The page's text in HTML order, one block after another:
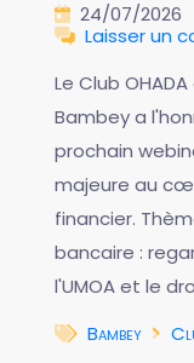
24/07/2026
Laisser un
Le Club
Bambey a
prochain
majeure au
financier.
bancaire :
l'UMOA et le
Bambey